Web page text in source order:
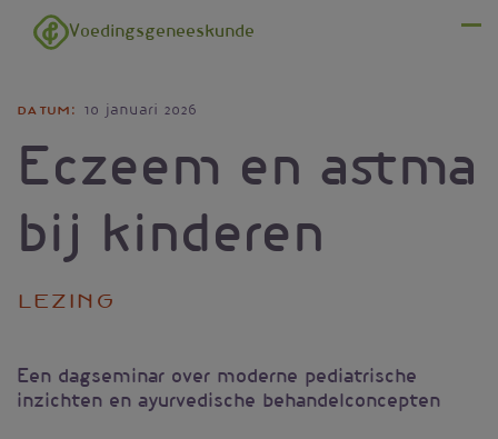
Overslaan en naar de inhoud gaan
Voedingsgeneeskunde
Datum 10 januari 2026
Eczeem en astma
bij kinderen
Lezing
Een dagseminar over moderne pediatrische
inzichten en ayurvedische behandelconcepten